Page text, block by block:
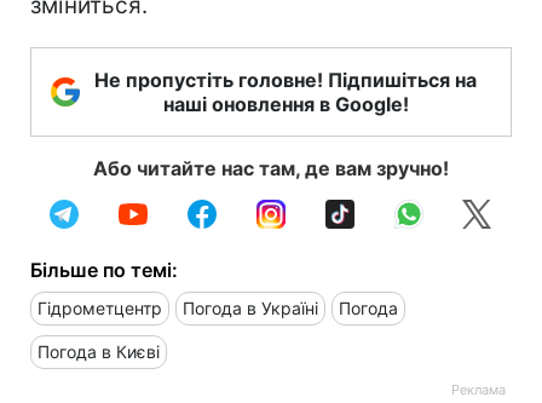
зміниться.
Не пропустіть головне! Підпишіться на
наші оновлення в Google!
Або читайте нас там, де вам зручно!
Більше по темі:
Гідрометцентр Погода в Україні Погода
Погода в Києві